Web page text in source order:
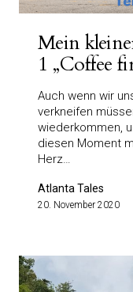
Mein
1 „Coffee
Auch wenn wir
verkneifen
wiederkommen,
diesen Moment
Herz…
Atlanta Tales
20. November 2020